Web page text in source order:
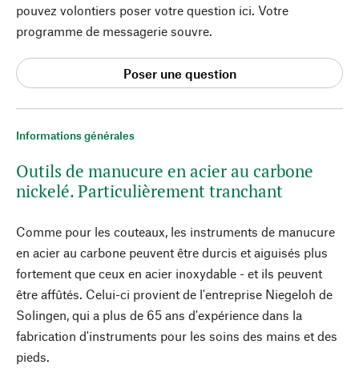
Informations générales
Outils de manucure en acier au carbone
nickelé. Particulièrement tranchant
Comme pour les couteaux, les instruments de manucure
en acier au carbone peuvent être durcis et aiguisés plus
fortement que ceux en acier inoxydable - et ils peuvent
être affûtés. Celui-ci provient de l'entreprise Niegeloh de
Solingen, qui a plus de 65 ans d'expérience dans la
fabrication d'instruments pour les soins des mains et des
pieds.
pouvez volontiers poser votre question ici. Votre
programme de messagerie souvre.
Poser une question